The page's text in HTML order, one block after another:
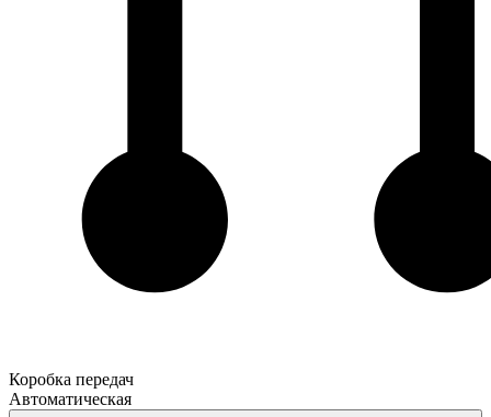
Коробка передач
Автоматическая